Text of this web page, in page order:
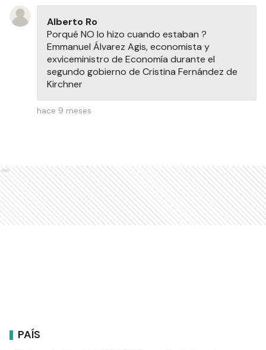
Alberto Ro
Porqué NO lo hizo cuando estaban ?
Emmanuel Álvarez Agis, economista y
exviceministro de Economía durante el
segundo gobierno de Cristina Fernández de
Kirchner
hace 9 meses
Ads
PAÍS